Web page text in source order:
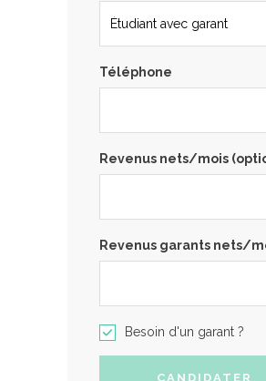
Téléphone
Revenus nets/mois
Revenus garants nets/
Besoin d'un garant ?